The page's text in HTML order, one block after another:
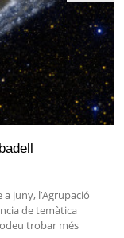
juny, l’Agrupació
de temàtica
trobar més